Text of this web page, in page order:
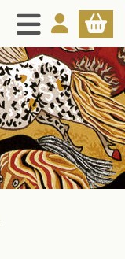
MENU
MON PANIER